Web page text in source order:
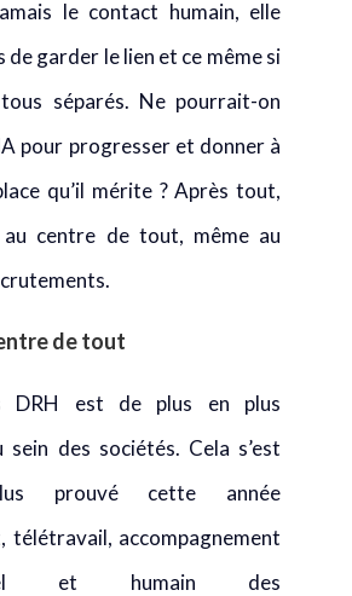
le contact humain, elle
de garder le lien et ce même si
séparés. Ne pourrait-on
pour progresser et donner à
qu’il mérite ? Après tout,
au centre de tout, même au
de tout
DRH est de plus en plus
des sociétés. Cela s’est
prouvé cette année
télétravail, accompagnement
et humain des